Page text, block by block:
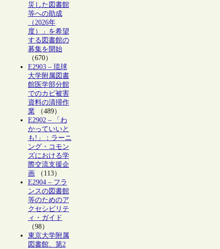
災した図書館
等への助成
（2026年
度）」を希望
する図書館の
募集を開始
（670）
E2903 – 琉球
大学附属図書
館医学部分館
でのカビ被害
資料の清掃作
業（489）
E2902 – 「わ
かっていいと
も!」：ラーニ
ング・コモン
ズにおける学
際交流支援企
画（113）
E2904 – フラ
ンスの図書館
等のためのア
クセシビリテ
ィ・ガイド
（98）
東京大学附属
図書館、第2